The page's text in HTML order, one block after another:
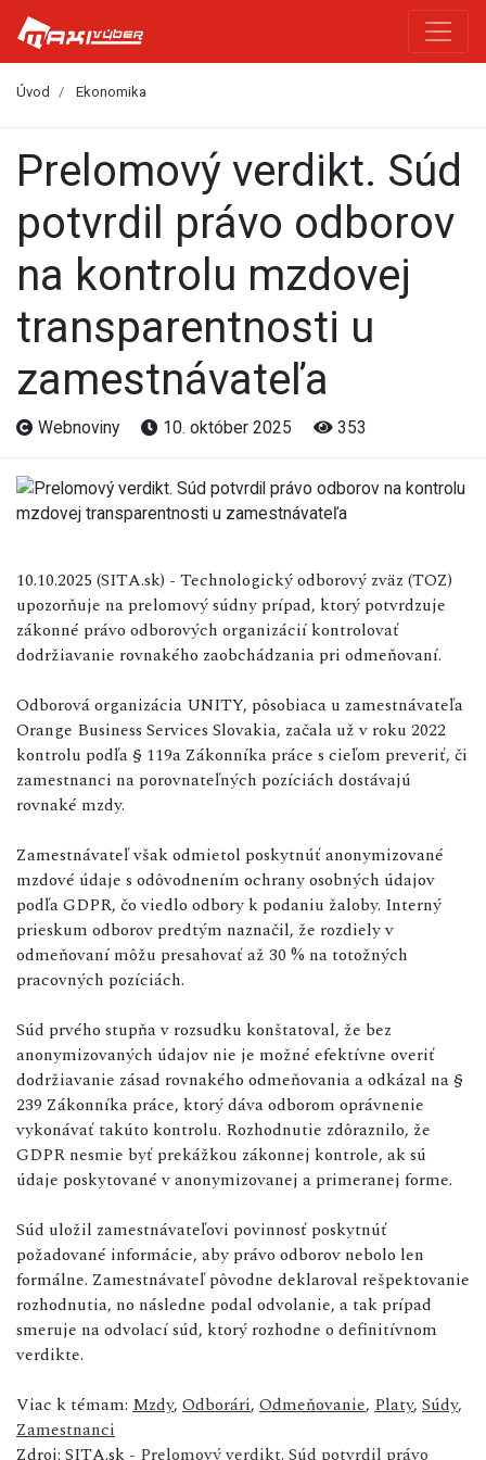
Úvod Ekonomika
Prelomový verdikt. Súd
potvrdil právo odborov
na kontrolu mzdovej
transparentnosti u
zamestnávateľa
Webnoviny 10. október 2025 353
10.10.2025 (SITA.sk) - Technologický odborový zväz (TOZ)
upozorňuje na prelomový súdny prípad, ktorý potvrdzuje
zákonné právo odborových organizácií kontrolovať
dodržiavanie rovnakého zaobchádzania pri odmeňovaní.
Odborová organizácia UNITY, pôsobiaca u zamestnávateľa
Orange Business Services Slovakia, začala už v roku 2022
kontrolu podľa § 119a Zákonníka práce s cieľom preveriť, či
zamestnanci na porovnateľných pozíciách dostávajú
rovnaké mzdy.
Zamestnávateľ však odmietol poskytnúť anonymizované
mzdové údaje s odôvodnením ochrany osobných údajov
podľa GDPR, čo viedlo odbory k podaniu žaloby. Interný
prieskum odborov predtým naznačil, že rozdiely v
odmeňovaní môžu presahovať až 30 % na totožných
pracovných pozíciách.
Súd prvého stupňa v rozsudku konštatoval, že bez
anonymizovaných údajov nie je možné efektívne overiť
dodržiavanie zásad rovnakého odmeňovania a odkázal na §
239 Zákonníka práce, ktorý dáva odborom oprávnenie
vykonávať takúto kontrolu. Rozhodnutie zdôraznilo, že
GDPR nesmie byť prekážkou zákonnej kontrole, ak sú
údaje poskytované v anonymizovanej a primeranej forme.
Súd uložil zamestnávateľovi povinnosť poskytnúť
požadované informácie, aby právo odborov nebolo len
formálne. Zamestnávateľ pôvodne deklaroval rešpektovanie
rozhodnutia, no následne podal odvolanie, a tak prípad
smeruje na odvolací súd, ktorý rozhodne o definitívnom
verdikte.
Viac k témam: Mzdy, Odborári, Odmeňovanie, Platy, Súdy,
Zamestnanci
Zdroj: SITA.sk - Prelomový verdikt. Súd potvrdil právo